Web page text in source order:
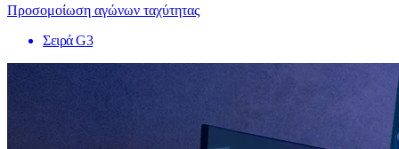
Προσομοίωση αγώνων ταχύτητας
Σειρά G3